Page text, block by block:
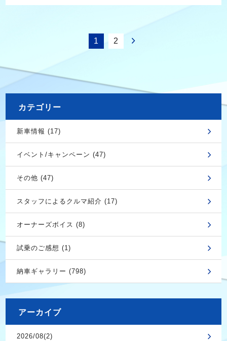
1 2
カテゴリー
新車情報 (17)
イベント/キャンペーン (47)
その他 (47)
スタッフによるクルマ紹介 (17)
オーナーズボイス (8)
試乗のご感想 (1)
納車ギャラリー (798)
アーカイブ
2026/08(2)